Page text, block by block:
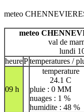
meteo
meteo
val de
lundi
heurePtemperatures /
09 h
temperature
24.1 C
pluie : 0 MM
nuages : 1 %
humidite : 48 %